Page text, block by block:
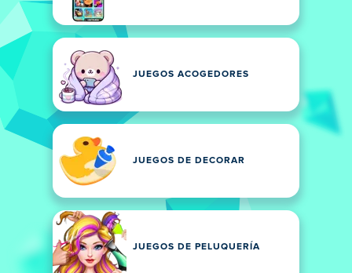
JUEGOS ACOGEDORES
JUEGOS DE DECORAR
JUEGOS DE PELUQUERÍA